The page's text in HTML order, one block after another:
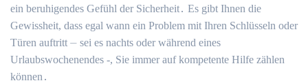
ein beruhigendes Gefühl der Sicherheit․ Es gibt Ihnen die
Gewissheit, dass egal wann ein Problem mit Ihren Schlüsseln oder
Türen auftritt ⏤ sei es nachts oder während eines
Urlaubswochenendes -, Sie immer auf kompetente Hilfe zählen
können․